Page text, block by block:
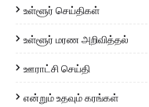
உள்ளூர் செய்திகள்
உள்ளூர் மரண அறிவித்தல்
ஊராட்சி செய்தி
என்றும் உதவும் கரங்கள்